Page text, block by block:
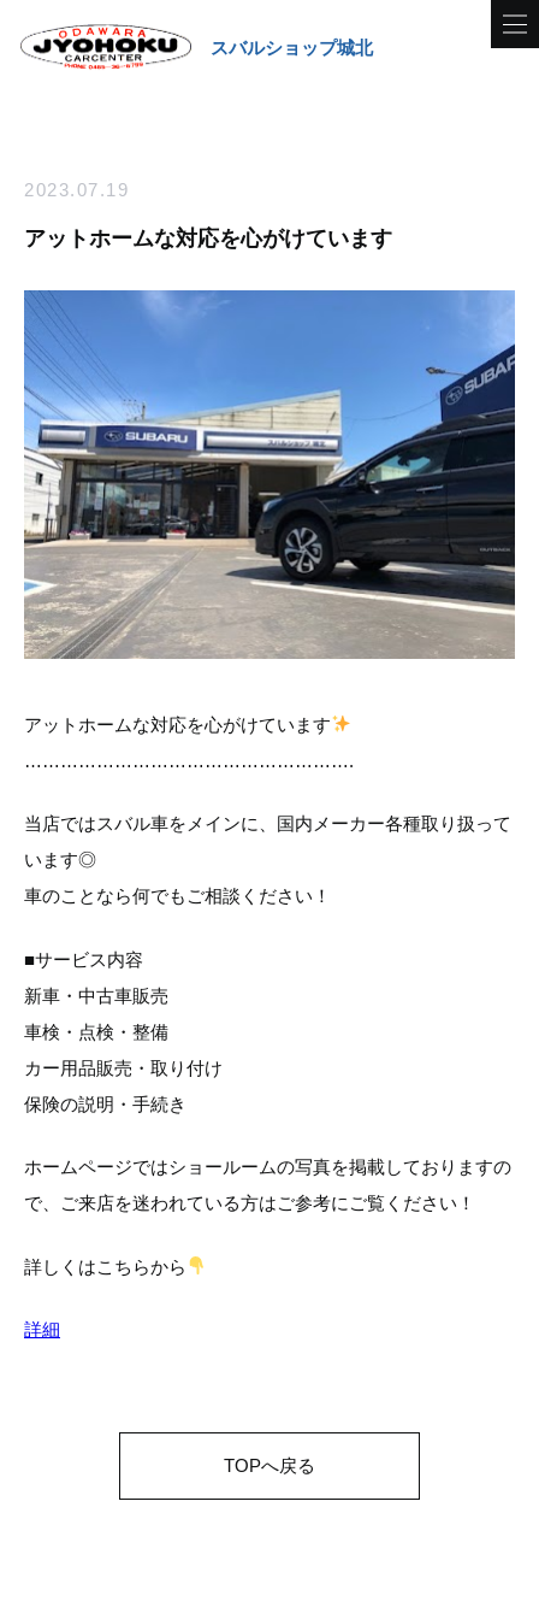
スバルショップ城北
2023.07.19
アットホームな対応を心がけています
アットホームな対応を心がけています
……………………………………………….
当店ではスバル車をメインに、国内メーカー各種取り扱って
います◎
車のことなら何でもご相談ください！
■サービス内容
新車・中古車販売
車検・点検・整備
カー用品販売・取り付け
保険の説明・手続き
ホームページではショールームの写真を掲載しておりますの
で、ご来店を迷われている方はご参考にご覧ください！
詳しくはこちらから
詳細
TOPへ戻る